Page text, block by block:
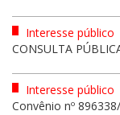
Interesse público
CONSULTA
Interesse público
Convênio nº